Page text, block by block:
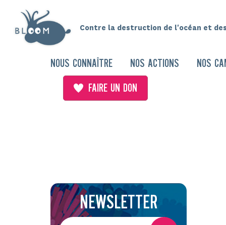
Contre la destruction de l'océan et
NOUS CONNAÎTRE NOS ACTIONS NOS
FAIRE UN DON
NEWSLETTER